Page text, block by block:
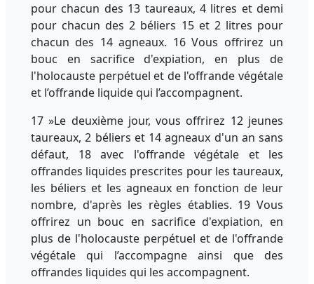
pour chacun des 13 taureaux, 4 litres et demi
pour chacun des 2 béliers 15 et 2 litres pour
chacun des 14 agneaux. 16 Vous offrirez un
bouc en sacrifice d'expiation, en plus de
l'holocauste perpétuel et de l'offrande végétale
et l’offrande liquide qui l’accompagnent.
17 »Le deuxième jour, vous offrirez 12 jeunes
taureaux, 2 béliers et 14 agneaux d'un an sans
défaut, 18 avec l'offrande végétale et les
offrandes liquides prescrites pour les taureaux,
les béliers et les agneaux en fonction de leur
nombre, d'après les règles établies. 19 Vous
offrirez un bouc en sacrifice d'expiation, en
plus de l'holocauste perpétuel et de l'offrande
végétale qui l’accompagne ainsi que des
offrandes liquides qui les accompagnent.